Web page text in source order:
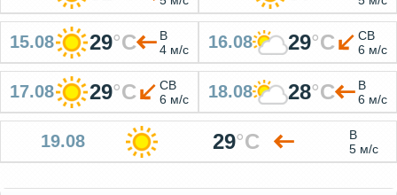
15.08 29°C
В
4 м/с
16.08 29°C
СВ
6 м/с
17.08 29°C
СВ
6 м/с
18.08 28°C
В
6 м/с
19.08 29°C
В
5 м/с